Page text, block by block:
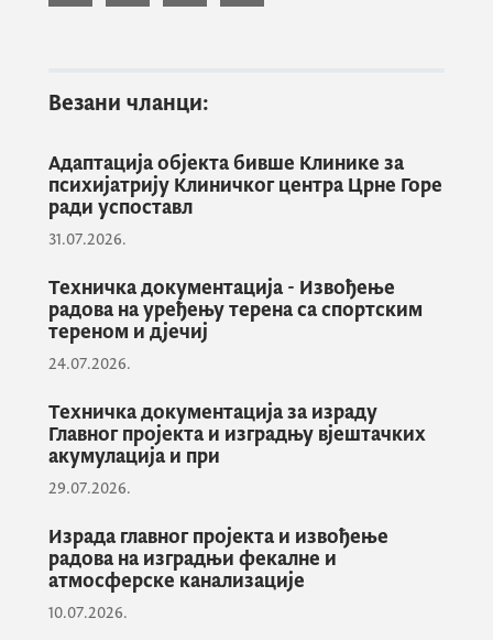
Д.О.О. из Подгорице.
Везани чланци:
Адаптација објекта бивше Клинике за
психијатрију Клиничког центра Црне Горе
ради успоставл
31.07.2026.
Техничка документација - Извођење
радова на уређењу терена са спортским
тереном и дјечиј
24.07.2026.
Техничка документација за израду
Главног пројекта и изградњу вјештачких
акумулација и при
29.07.2026.
Израда главног пројекта и извођење
радова на изградњи фекалне и
атмосферске канализације
10.07.2026.